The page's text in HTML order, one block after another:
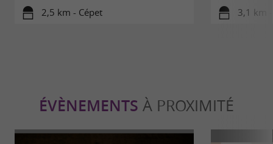
2,5 km - Cépet 3,1 km
ÉVÈNEMENTS À PROXIMITÉ